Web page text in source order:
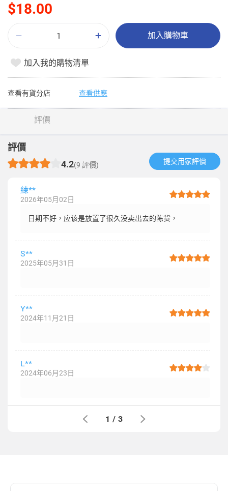
$18.00
加入購物車
加入我的購物清單
查看有貨分店 查看供應
評價
評價
4.2(9 評價) 提交用家評價​
練**
2026年05月02日
日期不好，应该是放置了很久没卖出去的陈货，
S**
2025年05月31日
Y**
2024年11月21日
L**
2024年06月23日
1 / 3